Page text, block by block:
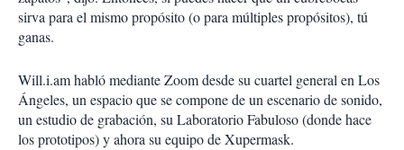
sirva para el mismo propósito (o para múltiples propósitos), tú
ganas.
Will.i.am habló mediante Zoom desde su cuartel general en Los
Ángeles, un espacio que se compone de un escenario de sonido,
un estudio de grabación, su Laboratorio Fabuloso (donde hace
los prototipos) y ahora su equipo de Xupermask.